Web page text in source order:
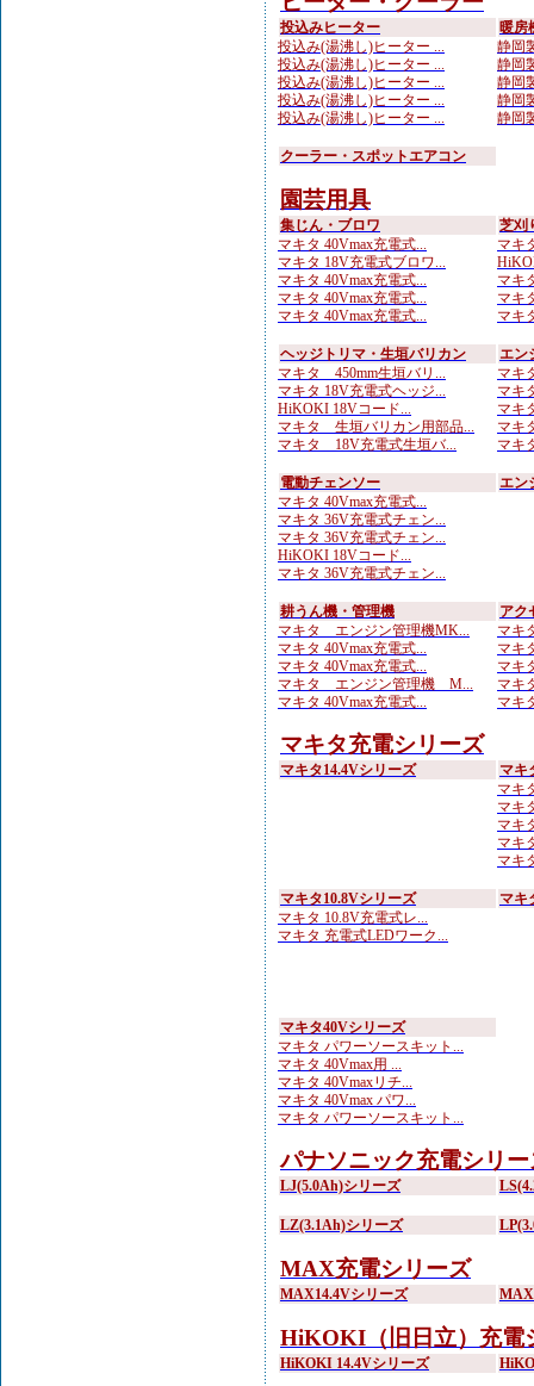
投込みヒーター
投込み(湯沸し)ヒーター ...
投込み(湯沸し)ヒーター ...
投込み(湯沸し)ヒーター ...
投込み(湯沸し)ヒーター ...
投込み(湯沸し)ヒーター ...
暖房
静岡
静岡
静岡
静岡
静岡
クーラー・スポットエアコン
園芸用具
集じん・ブロワ
マキタ 40Vmax充電式...
マキタ 18V充電式ブロワ...
マキタ 40Vmax充電式...
マキタ 40Vmax充電式...
マキタ 40Vmax充電式...
芝刈
マキ
マキ
マキ
マキ
ヘッジトリマ・生垣バリカン
マキタ 450mm生垣バリ...
マキタ 18V充電式ヘッジ...
HiKOKI 18Vコード...
マキタ 生垣バリカン用部品...
マキタ 18V充電式生垣バ...
エン
マキ
マキ
マキ
マキ
マキ
電動チェンソー
マキタ 40Vmax充電式...
マキタ 36V充電式チェン...
マキタ 36V充電式チェン...
HiKOKI 18Vコード...
マキタ 36V充電式チェン...
エン
耕うん機・管理機
マキタ エンジン管理機MK...
マキタ 40Vmax充電式...
マキタ 40Vmax充電式...
マキタ エンジン管理機 M...
マキタ 40Vmax充電式...
アク
マキ
マキ
マキ
マキ
マキ
マキタ充電シリーズ
マキタ14.4Vシリーズ
マキ
マキ
マキ
マキ
マキ
マキ
マキタ10.8Vシリーズ
マキタ 10.8V充電式レ...
マキタ 充電式LEDワーク...
マキ
マキタ40Vシリーズ
マキタ パワーソースキット...
マキタ 40Vmax用 ...
マキタ 40Vmaxリチ...
マキタ 40Vmax パワ...
マキタ パワーソースキット...
パナソニック充電シリー
LJ(5.0Ah)シリーズ
LZ(3.1Ah)シリーズ
MAX充電シリーズ
MAX14.4Vシリーズ
HiKOKI（旧日立）充電
HiKOKI 14.4Vシリーズ